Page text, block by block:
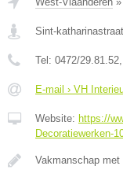
Sint-katharinastraat
Tel: 0472/29.81.52
E-mail › VH
Website: https://
Decoratiewerken-
Vakmanschap